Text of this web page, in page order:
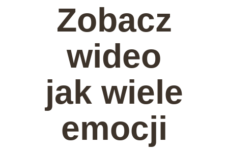
Zobacz
wideo
jak wiele
emocji